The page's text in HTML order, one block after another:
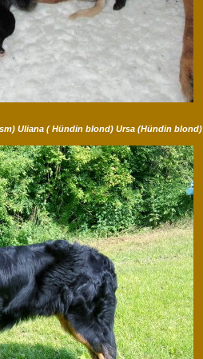
Uliana ( Hündin blond) Ursa (Hündin blond)